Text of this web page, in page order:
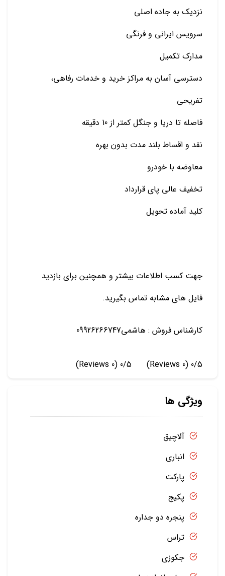
نزدیک به جاده اصلي
سرویس ايراني و فرنگي
مدارک تکمیل
دسترسي آسان به مراکز خرید و خدمات رفاهي،
تفريحي
فاصله تا دریا و جنگل کمتر از 10 دقیقه
نقد و اقساط بلند مدت بدون بهره
معاوضه با خودرو
تخفیف عالي پاي قرارداد
کلید آماده تحویل
جهت کسب اطلاعات بیشتر و همچنین براي بازديد
فایل هاي مشابه تماس بگیرید.
کارشناس فروش : هاشمی09926266747
0/5
(0 Reviews)
0/5
(0 Reviews)
ویژگی ها
آلاچیق
انباری
پارکت
پکیج
پنجره دو جداره
تراس
جکوزی